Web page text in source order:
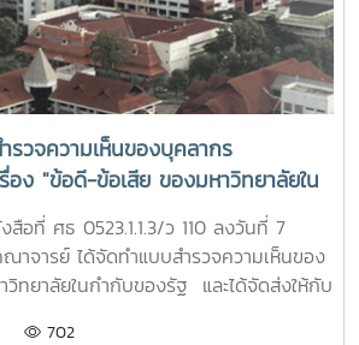
รวจความเห็นของบุคลากร
อง "ข้อดี-ข้อเสีย ของมหาวิทยาลัยใน
นที่ 1 พฤษภาคม 2558
0523.1.1.3/ว 110 ลงวันที่ 7
าจารย์ ได้จัดทำแบบสำรวจความเห็นของ
ทยาลัยในกำกับของรัฐ และได้จัดส่งให้กับ
| 702